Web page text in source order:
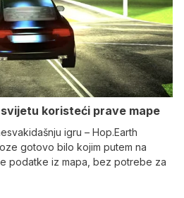
koristeći prave mape
igru – Hop.Earth
gotovo bilo kojim putem na
podatke iz mapa, bez potrebe za